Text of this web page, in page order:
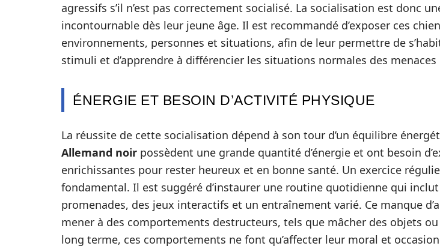
agressifs s’il n’est pas correctement socialisé. La socialisation est donc
incontournable dès leur jeune âge. Il est recommandé d’exposer ces
environnements, personnes et situations, afin de leur permettre de
stimuli et d’apprendre à différencier les situations normales des
ÉNERGIE ET BESOIN D’ACTIVITÉ PHYSIQUE
La réussite de cette socialisation dépend à son tour d’un équilibre
Allemand noir possèdent une grande quantité d’énergie et ont besoin
enrichissantes pour rester heureux et en bonne santé. Un exercice
fondamental. Il est suggéré d’instaurer une routine quotidienne qui
promenades, des jeux interactifs et un entraînement varié. Ce manque
mener à des comportements destructeurs, tels que mâcher des objets ou
long terme, ces comportements ne font qu’affecter leur moral et